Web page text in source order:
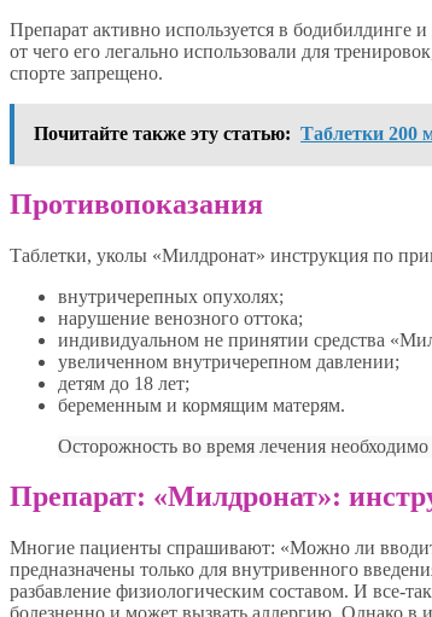
Препарат активно используется в бодибилдинге
от чего его легально использовали для
спорте запрещено.
Почитайте также эту статью: Таблетки 200
Противопоказания
Таблетки, уколы «Милдронат» инструкция по
внутричерепных опухолях;
нарушение венозного оттока;
индивидуальном не принятии средства
увеличенном внутричерепном давлении;
детям до 18 лет;
беременным и кормящим матерям.
Осторожность во время лечения
Препарат: «Милдронат»:
Многие пациенты спрашивают: «Можно ли
предназначены только для внутривенного
разбавление физиологическим составом. И все-